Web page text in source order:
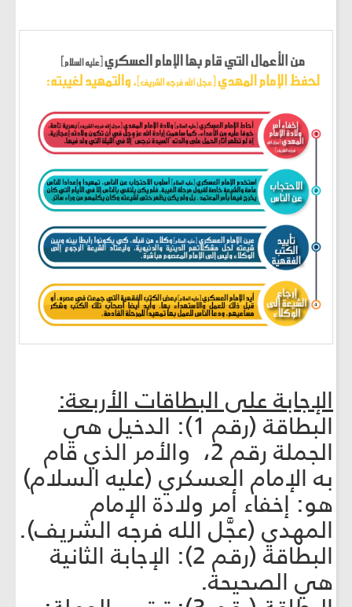
الإجابة على البطاقات الأربعة:
البطاقة (رقم 1): الدخيل هي
الجملة رقم 2، والأمر الذي قام
به الإمام العسكري (عليه السلام)
هو: إخفاء أمر ولادة الإمام
المهدي (عجَّل الله فرجه الشريف).
البطاقة (رقم 2): الإجابة الثانية
هي الصحيحة.